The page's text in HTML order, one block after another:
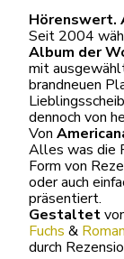
Hörenswert.
Seit 2004
Album der
mit
brandneuen
dennoch von
Von
Alles was die
Form von
oder auch
präsentiert.
Gestaltet
Fuchs &
durch